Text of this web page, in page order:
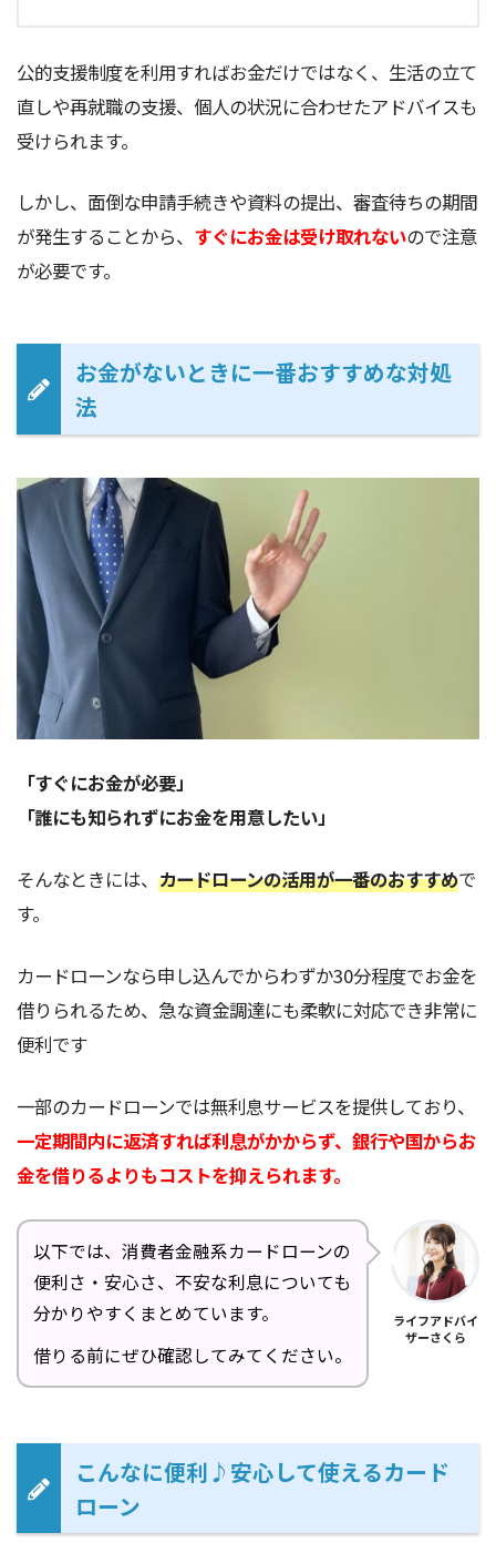
公的支援制度を利用すればお金だけではなく、生活の立て
直しや再就職の支援、個人の状況に合わせたアドバイスも
受けられます。
しかし、面倒な申請手続きや資料の提出、審査待ちの期間
が発生することから、 すぐにお金は受け取れないので注意
が必要です。
お金がないときに一番おすすめな対処
法
「すぐにお金が必要」
「誰にも知られずにお金を用意したい」
そんなときには、 カードローンの活用が一番のおすすめで
す。
カードローンなら申し込んでからわずか30分程度でお金を
借りられるため、急な資金調達にも柔軟に対応でき非常に
便利です
一部のカードローンでは無利息サービスを提供しており、
一定期間内に返済すれば利息がかからず、銀行や国からお
金を借りるよりもコストを抑えられます。
以下では、消費者金融系カードローンの
便利さ・安心さ、不安な利息についても
分かりやすくまとめています。
借りる前にぜひ確認してみてください。
ライフアドバイ
ザーさくら
こんなに便利♪安心して使えるカード
ローン